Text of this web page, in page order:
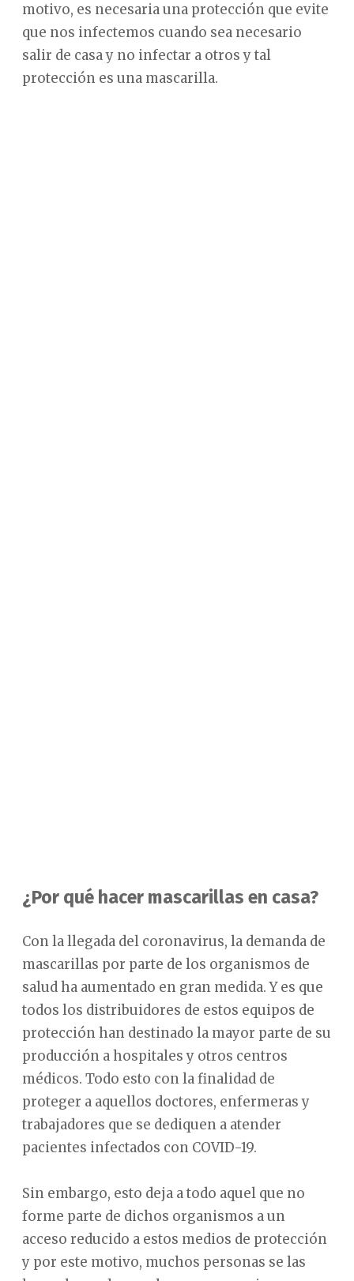
motivo, es necesaria una protección que evite
que nos infectemos cuando sea necesario
salir de casa y no infectar a otros y tal
protección es una mascarilla.
¿Por qué hacer mascarillas en casa?
Con la llegada del coronavirus, la demanda de
mascarillas por parte de los organismos de
salud ha aumentado en gran medida. Y es que
todos los distribuidores de estos equipos de
protección han destinado la mayor parte de su
producción a hospitales y otros centros
médicos. Todo esto con la finalidad de
proteger a aquellos doctores, enfermeras y
trabajadores que se dediquen a atender
pacientes infectados con COVID-19.
Sin embargo, esto deja a todo aquel que no
forme parte de dichos organismos a un
acceso reducido a estos medios de protección
y por este motivo, muchos personas se las